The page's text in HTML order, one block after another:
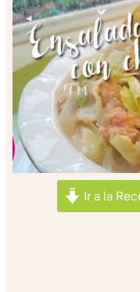
Ir a la